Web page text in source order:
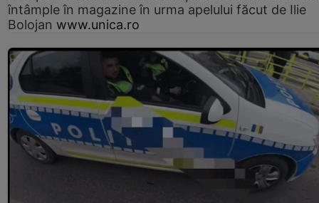
întâmple în magazine în urma apelului făcut de Ilie
Bolojan www.unica.ro